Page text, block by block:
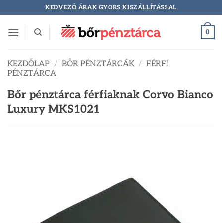
to
content
KEDVEZŐ ÁRAK GYORS KISZÁLLÍTÁSSAL
0
KEZDŐLAP / BŐR PÉNZTÁRCÁK / FÉRFI
PÉNZTÁRCA
Bőr pénztárca férfiaknak Corvo Bianco
Luxury MKS1021